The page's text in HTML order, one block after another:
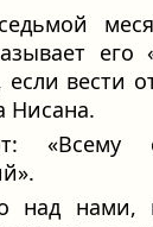
его
вести
Нисана.
«Всему
над нами,